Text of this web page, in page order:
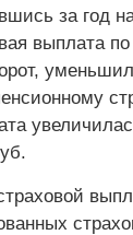
за год
выплата